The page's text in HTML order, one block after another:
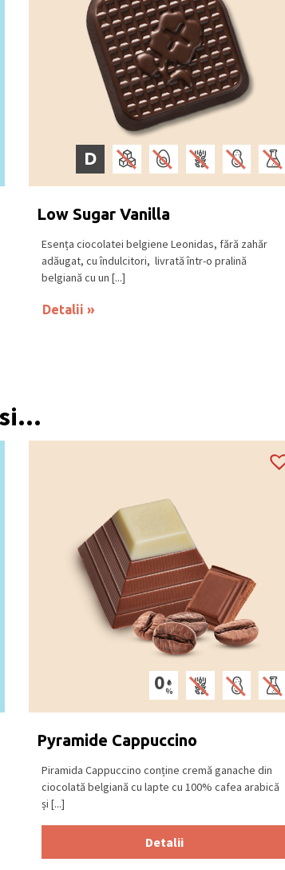
D
Low Sugar Vanilla
Esența ciocolatei belgiene Leonidas, fără zahăr
adăugat, cu îndulcitori, livrată într-o pralină
belgiană cu un [...]
Detalii
Pyramide Cappuccino
Piramida Cappuccino conține cremă ganache din
ciocolată belgiană cu lapte cu 100% cafea arabică
și [...]
Detalii